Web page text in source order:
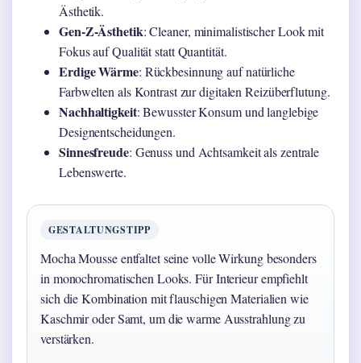
Ästhetik.
Gen-Z-Ästhetik: Cleaner, minimalistischer Look mit
Fokus auf Qualität statt Quantität.
Erdige Wärme: Rückbesinnung auf natürliche
Farbwelten als Kontrast zur digitalen Reizüberflutung.
Nachhaltigkeit: Bewusster Konsum und langlebige
Designentscheidungen.
Sinnesfreude: Genuss und Achtsamkeit als zentrale
Lebenswerte.
GESTALTUNGSTIPP
Mocha Mousse entfaltet seine volle Wirkung besonders
in monochromatischen Looks. Für Interieur empfiehlt
sich die Kombination mit flauschigen Materialien wie
Kaschmir oder Samt, um die warme Ausstrahlung zu
verstärken.